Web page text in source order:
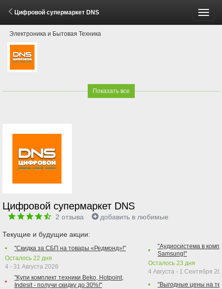
Цифровой супермаркет DNS
Электроника и Бытовая Техника
Показать все
Цифровой супермаркет DNS
2 отзыва добавить в любимые
Текущие и будущие акции:
"Скидка за СБП на товары «Редмонд»!"
Осталось 22 дня
4 - 31 Августа 2026
"Купи комплект техники Beko, Hotpoint,
Indesit - получи скидку до 30%!"
"Аудиосистема в
Samsung!"
Осталось 23 дня
4 Августа - 1 Сентября
"Выгодные цены на